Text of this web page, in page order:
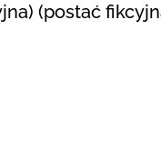
(postać